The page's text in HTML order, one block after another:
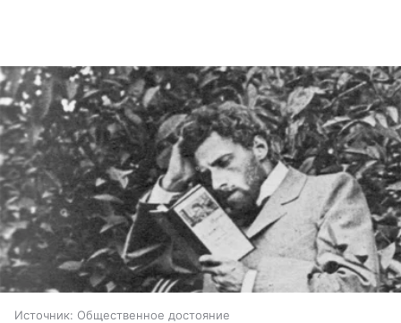
Источник: Общественное достояние